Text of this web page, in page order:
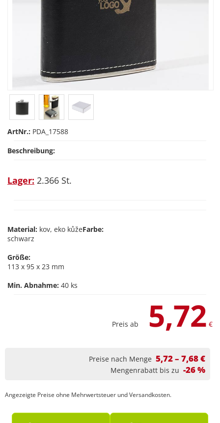
ArtNr.: PDA_17588
Beschreibung:
Lager: 2.366 St.
Material: kov, eko kůžeFarbe:
schwarz
Größe:
113 x 95 x 23 mm
Min. Abnahme: 40 ks
Preis ab 5,72 €
Preise nach Menge 5,72 – 7,68 €
Mengenrabatt bis zu -26 %
Angezeigte Preise ohne Mehrwertsteuer und Versandkosten.